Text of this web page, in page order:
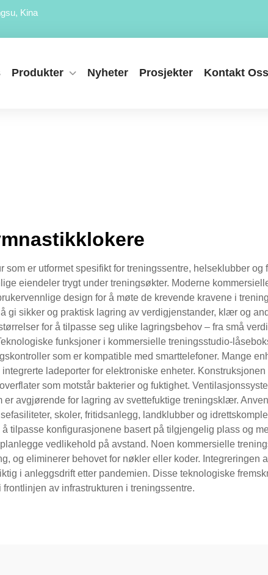
Kina
Produkter Nyheter Prosjekter Kontakt Oss
er utformet spesifikt for treningssentre, helseklubber og
eiendeler trygt under treningsøkter. Moderne
design for å møte de krevende kravene i
sikker og praktisk lagring av verdigjenstander, klær og
for å tilpasse seg ulike lagringsbehov – fra små
funksjoner i kommersielle treningsstudio-
som er kompatible med smarttelefoner. Mange
ladeporter for elektroniske enheter. Konstruksjonen
som motstår bakterier og fuktighet.
avgjørende for lagring av svettefuktige treningsklær.
skoler, fritidsanlegg, landklubber og
tilpasse konfigurasjonene basert på tilgjengelig plass og
vedlikehold på avstand. Noen kommersielle
og eliminerer behovet for nøkler eller koder. Integreringen
i anleggsdrift etter pandemien. Disse teknologiske
av infrastrukturen i treningssentre.